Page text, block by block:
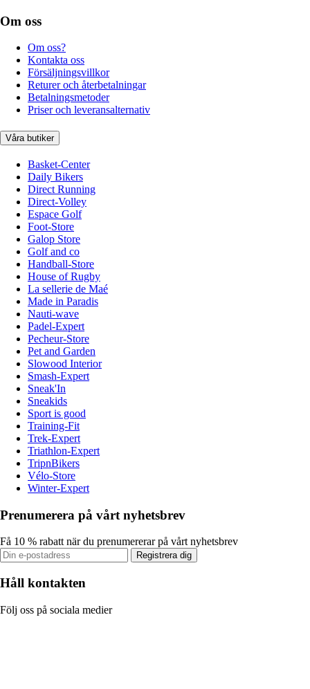
Om oss
Om oss?
Kontakta oss
Försäljningsvillkor
Returer och återbetalningar
Betalningsmetoder
Priser och leveransalternativ
Våra butiker
Basket-Center
Daily Bikers
Direct Running
Direct-Volley
Espace Golf
Foot-Store
Galop Store
Golf and co
Handball-Store
House of Rugby
La sellerie de Maé
Made in Paradis
Nauti-wave
Padel-Expert
Pecheur-Store
Pet and Garden
Slowood Interior
Smash-Expert
Sneak'In
Sneakids
Sport is good
Training-Fit
Trek-Expert
Triathlon-Expert
TripnBikers
Vélo-Store
Winter-Expert
Prenumerera på vårt nyhetsbrev
Få 10 % rabatt när du prenumererar på vårt nyhetsbrev
Registrera dig
Håll kontakten
Följ oss på sociala medier